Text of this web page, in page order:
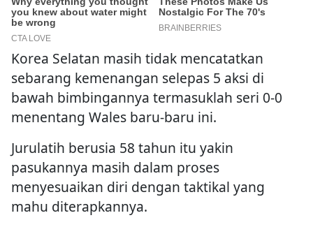
Korea Selatan masih tidak mencatatkan
sebarang kemenangan selepas 5 aksi di
bawah bimbingannya termasuklah seri 0-0
menentang Wales baru-baru ini.
Jurulatih berusia 58 tahun itu yakin
pasukannya masih dalam proses
menyesuaikan diri dengan taktikal yang
mahu diterapkannya.